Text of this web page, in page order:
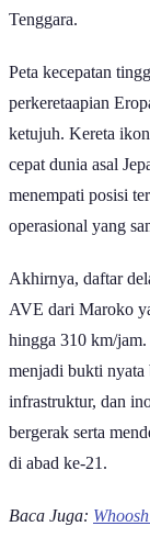
Tenggara.
Peta kecepatan
perkeretaapian
ketujuh. Kereta
cepat dunia asal
menempati posisi
operasional yang
Akhirnya, daftar
AVE dari Maroko
hingga 310 km/
menjadi bukti nyata
infrastruktur, dan
bergerak serta
di abad ke-21.
Baca Juga: